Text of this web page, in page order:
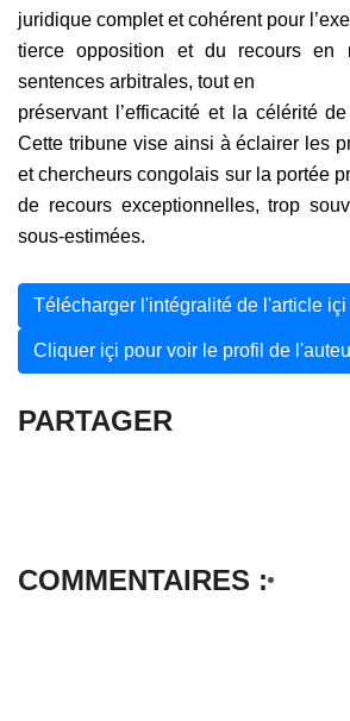
juridique complet et cohérent pour
tierce opposition et du recours en
sentences arbitrales, tout en
préservant l’efficacité et la célérité
Cette tribune vise ainsi à éclairer les
et chercheurs congolais sur la portée
de recours exceptionnelles, trop
sous-estimées.
Télécharger l'intégralité de l'article içi
Cliquer içi pour voir le profil de
PARTAGER
COMMENTAIRES :